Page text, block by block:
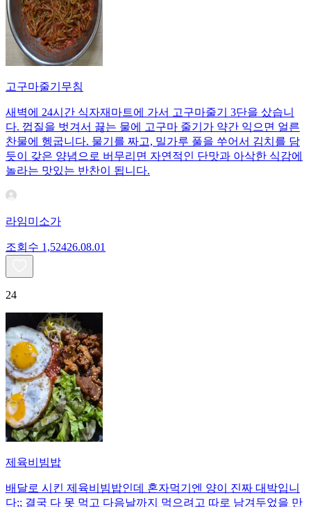
고구마줄기무침
새벽에 24시간 식자재마트에 가서 고구마줄기 3단을 샀습니
다. 껍질을 벗겨서 끓는 물에 고구마 줄기가 약간 익으면 얼른
찬물에 헹굽니다. 물기를 짜고, 밀가루 풀을 쑤어서 김치를 담
듯이 갖은 양념으로 버무리면 자연적인 단맛과 아삭한 식감에
놀라는 맛있는 반찬이 됩니다.
라임미소가
조회수 1,52426.08.01
24
제육비빔밥
배달로 시킨 제육비빔밥인데 혼자먹기엔 양이 진짜 대박입니
다;; 결국 다 못 먹고 다음날까지 먹으려고 따로 남겨두었을 만